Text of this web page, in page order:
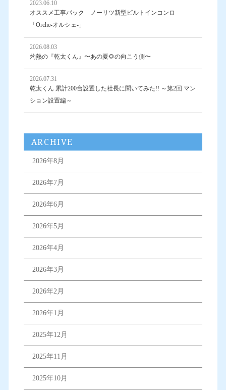
2023.06.10
オススメ工事パック ノーリツ新型ビルトインコンロ
「Orche-オルシェ-」
2026.08.03
灼熱の『乾太くん』〜あの夏🌻の向こう側〜
2026.07.31
乾太くん 累計200台設置した社長に聞いてみた!! ～第2回 マン
ション設置編～
ARCHIVE
2026年8月
2026年7月
2026年6月
2026年5月
2026年4月
2026年3月
2026年2月
2026年1月
2025年12月
2025年11月
2025年10月